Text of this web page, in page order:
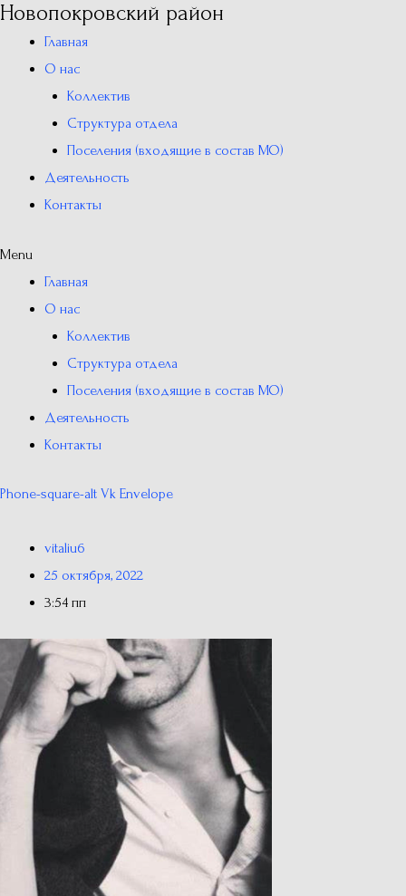
Новопокровский район
Главная
О нас
Коллектив
Структура отдела
Поселения (входящие в состав МО)
Деятельность
Контакты
Menu
Главная
О нас
Коллектив
Структура отдела
Поселения (входящие в состав МО)
Деятельность
Контакты
Phone-square-alt Vk Envelope
vitaliu6
25 октября, 2022
3:54 пп